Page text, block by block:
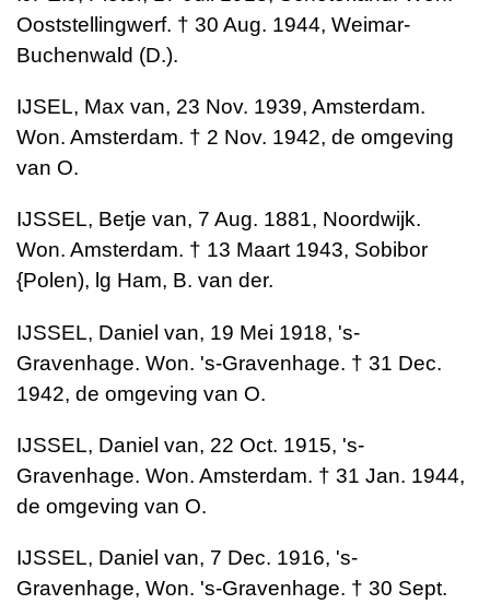
Ooststellingwerf. † 30 Aug. 1944, Weimar-
Buchenwald (D.).
IJSEL, Max van, 23 Nov. 1939, Amsterdam.
Won. Amsterdam. † 2 Nov. 1942, de omgeving
van O.
IJSSEL, Betje van, 7 Aug. 1881, Noordwijk.
Won. Amsterdam. † 13 Maart 1943, Sobibor
{Polen), lg Ham, B. van der.
IJSSEL, Daniel van, 19 Mei 1918, 's-
Gravenhage. Won. 's-Gravenhage. † 31 Dec.
1942, de omgeving van O.
IJSSEL, Daniel van, 22 Oct. 1915, 's-
Gravenhage. Won. Amsterdam. † 31 Jan. 1944,
de omgeving van O.
IJSSEL, Daniel van, 7 Dec. 1916, 's-
Gravenhage, Won. 's-Gravenhage. † 30 Sept.